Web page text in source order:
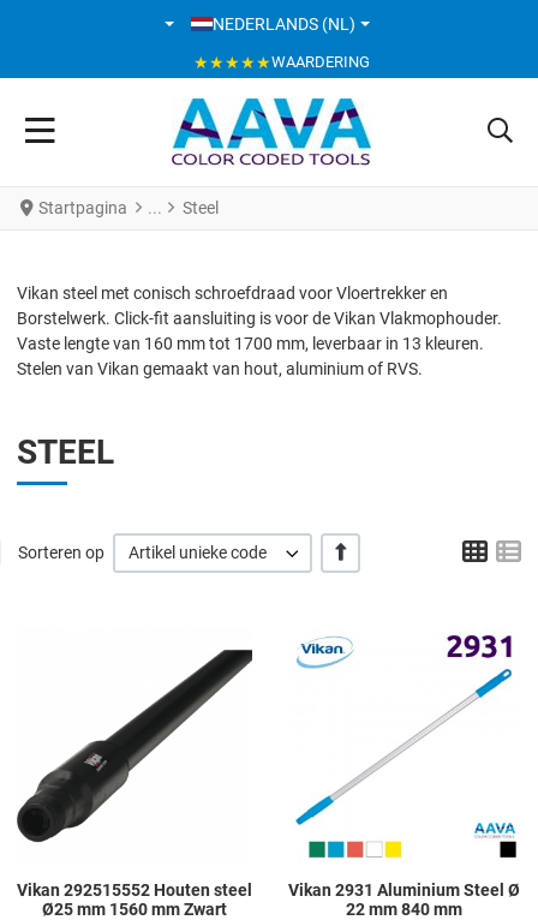
SELECTEER DE TAAL
NEDERLANDS (NL)
★★★★★WAARDERING
Startpagina Steel
Vikan steel met conisch schroefdraad voor Vloertrekker en
Borstelwerk. Click-fit aansluiting is voor de Vikan Vlakmophouder.
Vaste lengte van 160 mm tot 1700 mm, leverbaar in 13 kleuren.
Stelen van Vikan gemaakt van hout, aluminium of RVS.
STEEL
Sorteren op Artikel unieke code AFLOPENDE VOLGORDE
Grid
Add to Wishlist
Vikan 292515552 Houten steel
Ø25 mm 1560 mm Zwart
Vikan 2931 Aluminium Steel Ø
22 mm 840 mm